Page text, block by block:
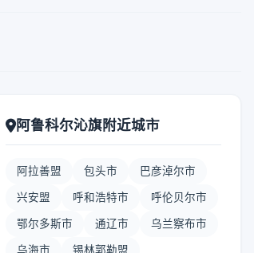
阿鲁科尔沁旗附近城市
阿拉善盟 包头市 巴彦淖尔市
兴安盟 呼和浩特市 呼伦贝尔市
鄂尔多斯市 通辽市 乌兰察布市
乌海市 锡林郭勒盟